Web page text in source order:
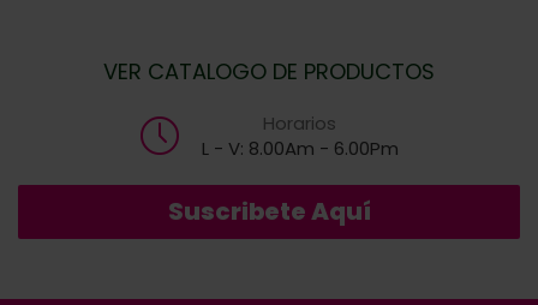
VER CATALOGO DE PRODUCTOS
Horarios
L - V: 8.00Am - 6.00Pm
Suscribete Aquí